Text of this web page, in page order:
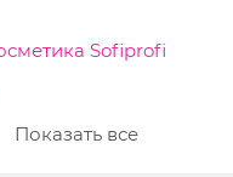
Sofiprofi
Показать все